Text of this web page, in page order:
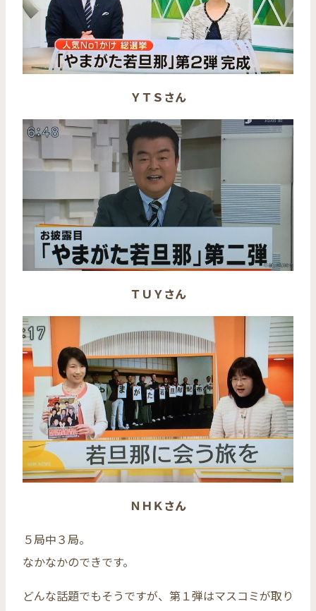
ＹＴＳさん
ＴＵＹさん
ＮＨＫさん
５局中３局。
なかなかのできです。
どんな話題でもそうですが、第１弾はマスコミが取り